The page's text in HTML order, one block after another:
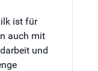
ist für
auch mit
und